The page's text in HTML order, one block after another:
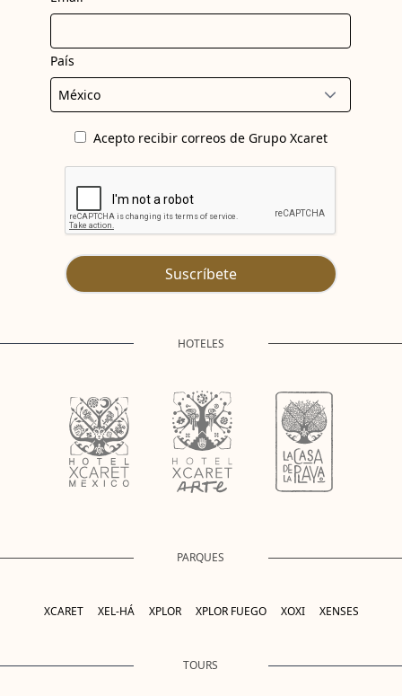
País
Acepto recibir correos de Grupo Xcaret
Suscríbete
HOTELES
PARQUES
XCARET XEL-HÁ XPLOR XPLOR FUEGO XOXI XENSES
TOURS